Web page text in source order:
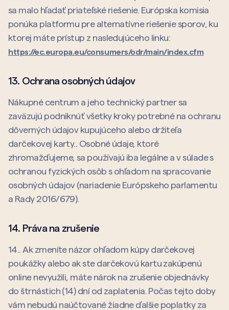
sa malo hľadať priateľské riešenie. Európska komisia
ponúka platformu pre alternatívne riešenie sporov, ku
ktorej máte prístup z nasledujúceho linku:
https://ec.europa.eu/consumers/odr/main/index.cfm
13. Ochrana osobných údajov
Nákupné centrum a jeho technický partner sa
zaväzujú podniknúť všetky kroky potrebné na ochranu
dôverných údajov kupujúceho alebo držiteľa
darčekovej karty.. Osobné údaje, ktoré
zhromažďujeme, sa používajú iba legálne a v súlade s
ochranou fyzických osôb s ohľadom na spracovanie
osobných údajov (nariadenie Európskeho parlamentu
a Rady 2016/679).
14. Práva na zrušenie
14.. Ak zmeníte názor ohľadom kúpy darčekovej
poukážky alebo ak ste darčekovú kartu zakúpenú
online nevyužili, máte nárok na zrušenie objednávky
do štrnástich (14) dní od zaplatenia. Počas tejto doby
vám nebudú naúčtované žiadne ďalšie poplatky za